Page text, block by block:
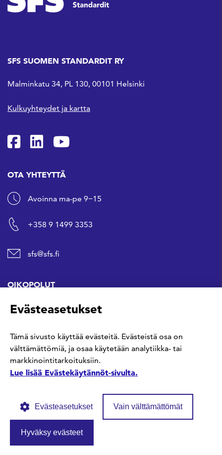
SFS SUOMEN STANDARDIT RY
Malminkatu 34, PL 130, 00101 Helsinki
Kulkuyhteydet ja kartta
SFS Facebookissa
SFS Linkedinissä
SFS Youtubessa
OTA YHTEYTTÄ
Avoinna ma-pe 9−15
+358 9 1499 3353
sfs@sfs.fi
OIKOPOLUT
Hanki standardi
Kommentoi tekeillä olevia standardeja
© SFS ry Tietosuojaseloste
Evästeasetukset
Tämä sivusto käyttää evästeitä. Evästeistä osa on
välttämättömiä, ja osaa käytetään analytiikka- tai
markkinointitarkoituksiin.
Lue lisää Evästekäytännöt-sivulta.
Evästeasetukset Vain välttämättömät
Hyväksy evästeet